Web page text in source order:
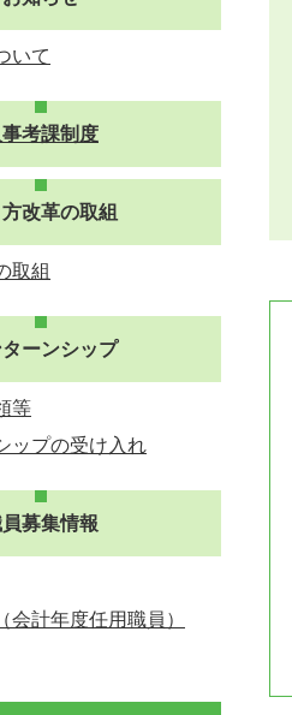
いて
事考課制度
改革の取組
取組
ーンシップ
等
ップの受け入れ
募集情報
会計年度任用職員）